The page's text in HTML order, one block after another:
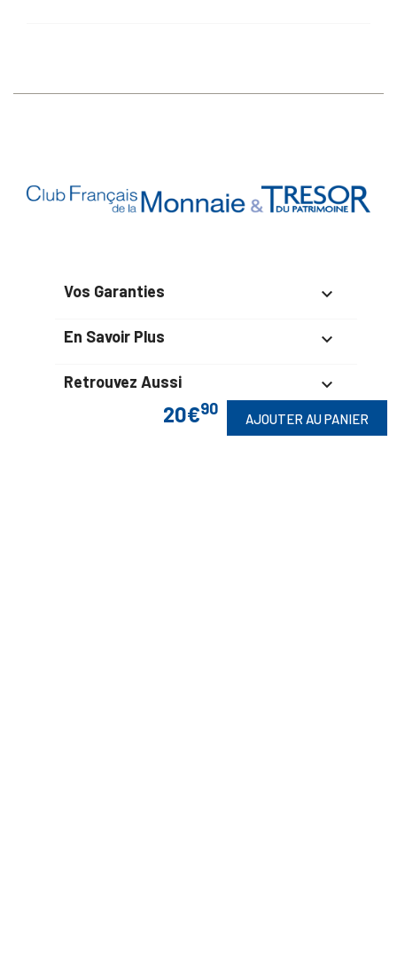
20€90
AJOUTER AU PANIER
Vos Garanties 
En Savoir Plus 
Retrouvez Aussi 